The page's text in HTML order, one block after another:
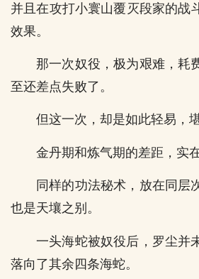
并且在攻打小寰山覆灭段家的战
效果。
那一次奴役，极为艰难，耗
至还差点失败了。
但这一次，却是如此轻易，
金丹期和炼气期的差距，实
同样的功法秘术，放在同层
也是天壤之别。
一头海蛇被奴役后，罗尘并
落向了其余四条海蛇。